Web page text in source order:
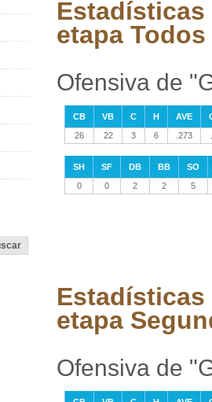
Estadísticas
etapa
Ofensiva de
CB VB C H AVE
26
22 3 6 .273
SH SF DB BB
SO
0
0 2 2 5
Estadísticas
etapa
Ofensiva de